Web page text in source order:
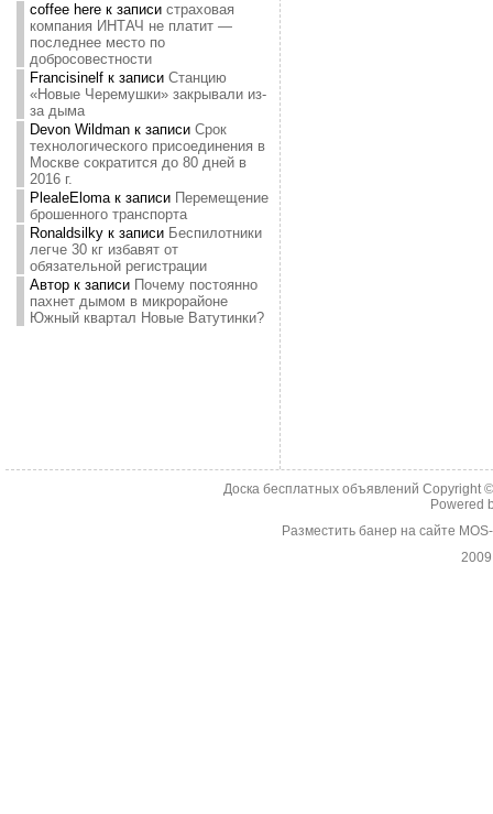
coffee hereк записи страховая
компания ИНТАЧ не платит —
последнее место по
добросовестности
Francisinelfк записи Станцию
«Новые Черемушки» закрывали из-
за дыма
Devon Wildmanк записи Срок
технологического присоединения в
Москве сократится до 80 дней в
2016 г.
PlealeElomaк записи Перемещение
брошенного транспорта
Ronaldsilkyк записи Беспилотники
легче 30 кг избавят от
обязательной регистрации
Авторк записи Почему постоянно
пахнет дымом в микрорайоне
Южный квартал Новые Ватутинки?
Доска бесплатных объявлений Copyright
Powered
Разместить банер на сайте